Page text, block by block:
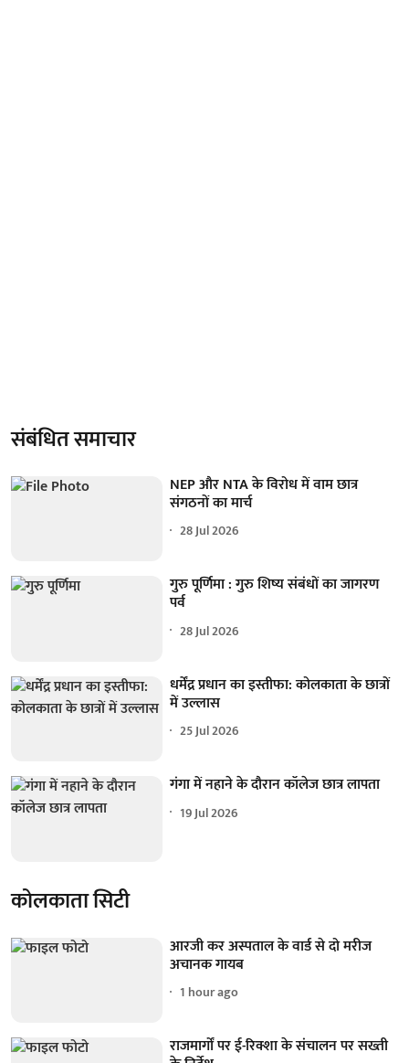
संबंधित समाचार
NEP और NTA के विरोध में वाम छात्र
संगठनों का मार्च
28 Jul 2026
गुरु पूर्णिमा : गुरु शिष्य संबंधों का जागरण
पर्व
28 Jul 2026
धर्मेंद्र प्रधान का इस्तीफा: कोलकाता के छात्रों
में उल्लास
25 Jul 2026
गंगा में नहाने के दौरान कॉलेज छात्र लापता
19 Jul 2026
कोलकाता सिटी
आरजी कर अस्पताल के वार्ड से दो मरीज
अचानक गायब
1 hour ago
राजमार्गों पर ई-रिक्शा के संचालन पर सख्ती